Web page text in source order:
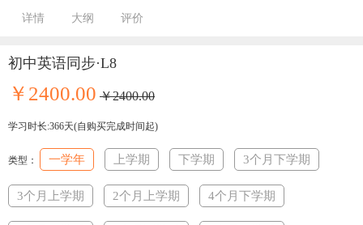
详情 大纲 评价
初中英语同步·L8
￥2400.00 ￥2400.00
学习时长:366天(自购买完成时间起)
类型： 一学年 上学期 下学期 3个月下学期
3个月上学期 2个月上学期 4个月下学期